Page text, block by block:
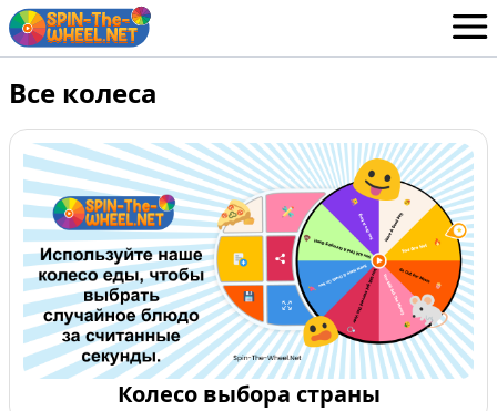
Russian
Авторизоваться / Зарегистрироваться
Все колеса
Колесо выбора страны